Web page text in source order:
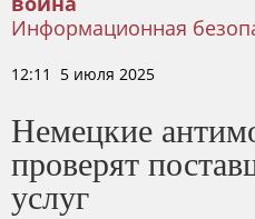
война
Информационная
12:11 5 июля 2025
Немецкие
проверят
услуг